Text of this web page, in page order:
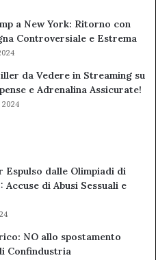
a New York: Ritorno con
Controversiale e Estrema
da Vedere in Streaming su
e Adrenalina Assicurate!
2024
Espulso dalle Olimpiadi di
Accuse di Abusi Sessuali e
NO allo spostamento
Confindustria